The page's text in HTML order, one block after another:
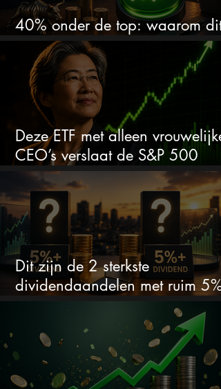
40% onder de top: waarom dit
aandeel weer interessant wordt
Deze ETF met alleen vrouwelijke
CEO’s verslaat de S&P 500
keihard
Dit zijn de 2 sterkste
dividendaandelen met ruim 5%